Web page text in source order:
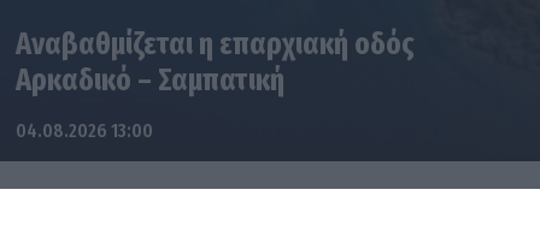
Αναβαθμίζεται η επαρχιακή οδός
Αρκαδικό – Σαμπατική
04.08.2026 13:00